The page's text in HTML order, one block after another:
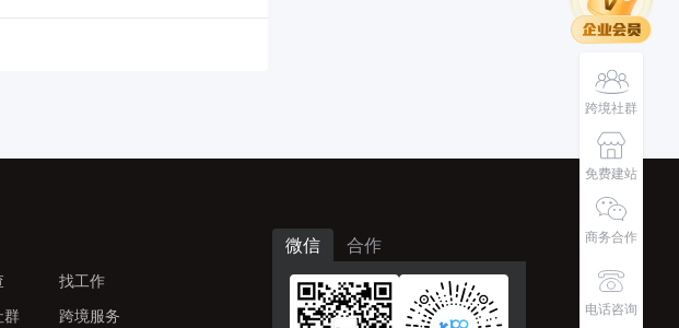
跨境社群
免费建站
商务合作
电话咨询
群
找工作
跨境服务
微信 合作